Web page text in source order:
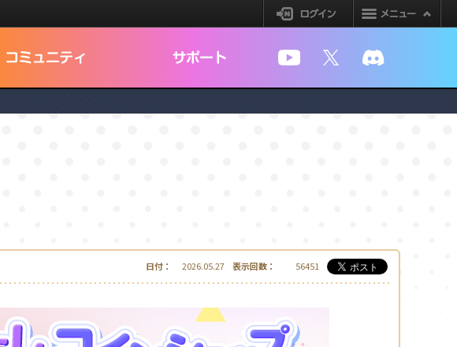
ログイン
YouTube
日付： 2026.05.27 表示回数： 56451